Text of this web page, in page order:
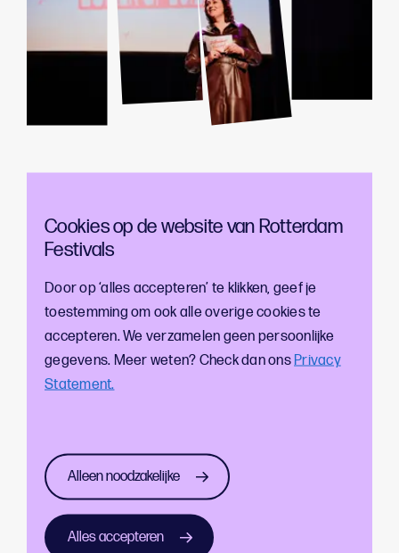
Cookies op de website van Rotterdam
Festivals
Door op ‘alles accepteren’ te klikken, geef je
toestemming om ook alle overige cookies te
accepteren. We verzamelen geen persoonlijke
gegevens. Meer weten? Check dan ons Privacy
Statement.
Alleen noodzakelijke
Alles accepteren
BELEEF DE ZOMER OP ZUID